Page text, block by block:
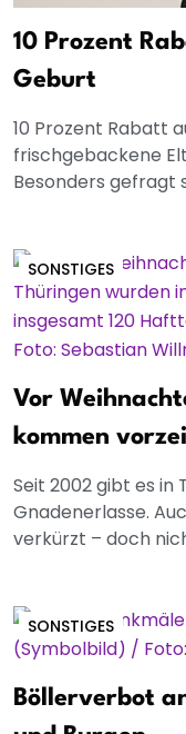
10 Prozent
Geburt
10 Prozent Rabatt
frischgebackene
Besonders gefragt
SONSTIGES
Vor
kommen
Seit 2002 gibt es in
Gnadenerlasse.
verkürzt – doch
SONSTIGES
Böllerverbot